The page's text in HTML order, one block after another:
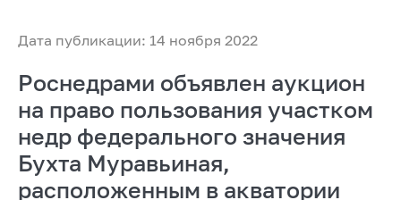
Дата публикации: 14 ноября 2022
Роснедрами объявлен аукцион
на право пользования участком
недр федерального значения
Бухта Муравьиная,
расположенным в акватории